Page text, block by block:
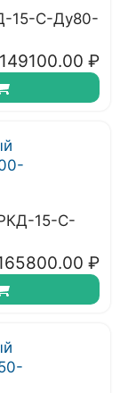
15-С-Ду80-
149100.00 ₽
15-С-
₽